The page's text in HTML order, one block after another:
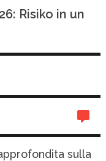
Risiko in un
sulla